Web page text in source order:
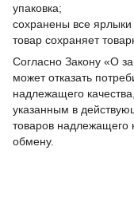
упаковка;
сохранены все ярлыки
товар сохраняет
Согласно Закону «О
может отказать
надлежащего
указанным в
товаров надлежащего
обмену.